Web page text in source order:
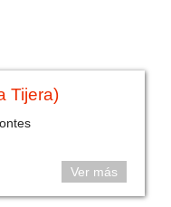
Tijera)
Ver más